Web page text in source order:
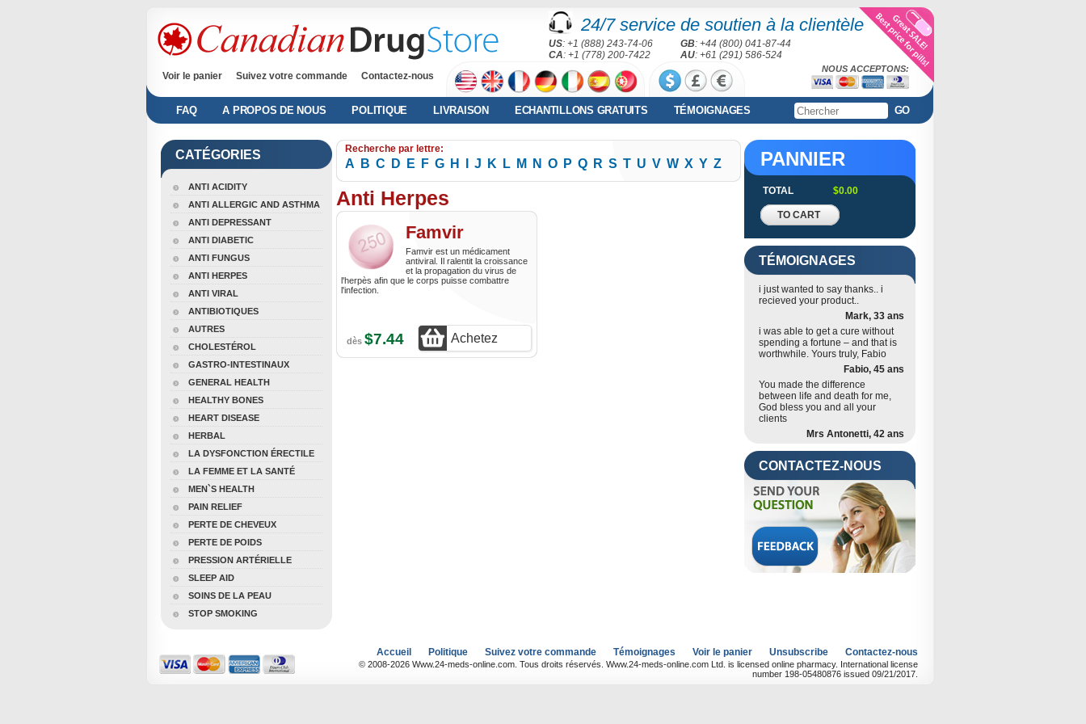
24/7 service de soutien à la clientèle
US: +1 (888) 243-74-06 GB: +44 (800) 041-87-44
CA: +1 (778) 200-7422 AU: +61 (291) 586-524
Voir le panier
Suivez votre commande Contactez-nous
NOUS ACCEPTONS:
FAQ A PROPOS DE NOUS POLITIQUE LIVRAISON ECHANTILLONS GRATUITS TÉMOIGNAGES GO
CATÉGORIES
ANTI ACIDITY
ANTI ALLERGIC AND ASTHMA
ANTI DEPRESSANT
ANTI DIABETIC
ANTI FUNGUS
ANTI HERPES
ANTI VIRAL
ANTIBIOTIQUES
AUTRES
CHOLESTÉROL
GASTRO-INTESTINAUX
GENERAL HEALTH
HEALTHY BONES
HEART DISEASE
HERBAL
LA DYSFONCTION ÉRECTILE
LA FEMME ET LA SANTÉ
MEN`S HEALTH
PAIN RELIEF
PERTE DE CHEVEUX
PERTE DE POIDS
PRESSION ARTÉRIELLE
SLEEP AID
SOINS DE LA PEAU
STOP SMOKING
Recherche par lettre:
A B C D E F G H J K L M N O P Q R S T U V W X Y Z
Anti Herpes
Famvir
Famvir est un médicament
antiviral. Il ralentit la croissance
et la propagation du virus de
l'herpès afin que le corps puisse combattre
l'infection.
dès $7.44 Achetez
PANNIER
TOTAL $0.00
TO CART
TÉMOIGNAGES
i just wanted to say thanks.. i
recieved your product..
Mark, 33 ans
i was able to get a cure without
spending a fortune – and that is
worthwhile. Yours truly, Fabio
Fabio, 45 ans
You made the difference
between life and death for me,
God bless you and all your
clients
Mrs Antonetti, 42 ans
CONTACTEZ-NOUS
Accueil Politique Suivez votre commande Témoignages Voir le panier Unsubscribe Contactez-nous
© 2008-2026 Www.24-meds-online.com. Tous droits réservés. Www.24-meds-online.com Ltd. is licensed online pharmacy. International license
number 198-05480876 issued 09/21/2017.